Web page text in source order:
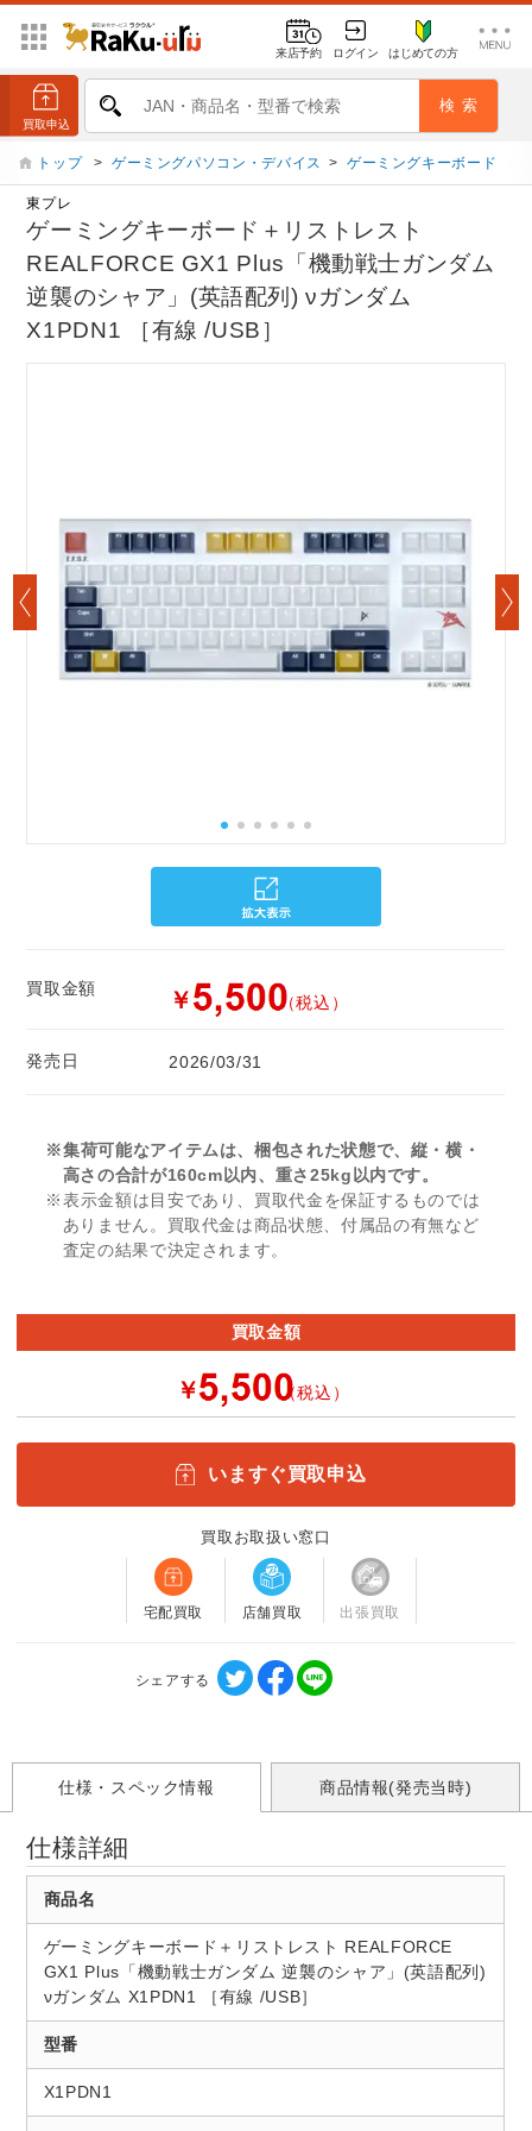
来店予約 ログイン はじめての方
トップ > ゲーミングパソコン・デバイス > ゲーミングキーボード
東プレ
ゲーミングキーボード＋リストレスト
REALFORCE GX1 Plus「機動戦士ガンダム
逆襲のシャア」(英語配列) νガンダム
X1PDN1 ［有線 /USB］
買取金額 ￥ （税込）
発売日 2026/03/31
※集荷可能なアイテムは、梱包された状態で、縦・横・
高さの合計が160cm以内、重さ25kg以内です。
※表示金額は目安であり、買取代金を保証するものでは
ありません。買取代金は商品状態、付属品の有無など
査定の結果で決定されます。
買取金額
￥ （税込）
いますぐ買取申込
買取お取扱い窓口
宅配買取 店舗買取 出張買取
シェアする
仕様・スペック情報 商品情報(発売当時)
仕様詳細
商品名
ゲーミングキーボード＋リストレスト REALFORCE
GX1 Plus「機動戦士ガンダム 逆襲のシャア」(英語配列)
νガンダム X1PDN1 ［有線 /USB］
型番
X1PDN1